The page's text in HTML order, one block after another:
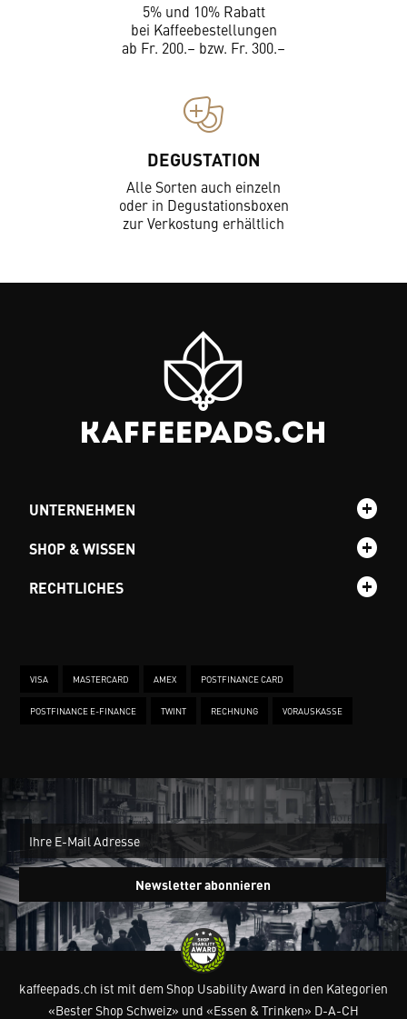
5% und 10% Rabatt
bei Kaffeebestellungen
ab Fr. 200.– bzw. Fr. 300.–
DEGUSTATION
Alle Sorten auch einzeln
oder in Degustationsboxen
zur Verkostung erhältlich
UNTERNEHMEN
SHOP & WISSEN
RECHTLICHES
VISA MASTERCARD AMEX POSTFINANCE CARD
POSTFINANCE E-FINANCE TWINT RECHNUNG VORAUSKASSE
Newsletter abonnieren
kaffeepads.ch ist mit dem Shop Usability Award in den Kategorien
«Bester Shop Schweiz» und «Essen & Trinken» D-A-CH